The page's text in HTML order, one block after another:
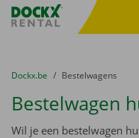
Fratello DEMO
U bevindt zich hier:
van
Dockx.be naar
Bestelwagens
Bestelwagen
Wil je een bestelwagen